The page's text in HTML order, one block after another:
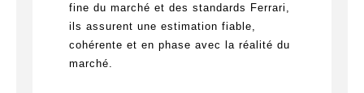
fine du marché et des standards Ferrari,
ils assurent une estimation fiable,
cohérente et en phase avec la réalité du
marché.